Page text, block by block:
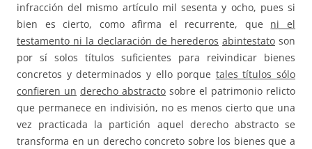
infracción del mismo artículo mil sesenta y ocho, pues si
bien es cierto, como afirma el recurrente, que ni el
testamento ni la declaración de herederos abintestato son
por sí solos títulos suficientes para reivindicar bienes
concretos y determinados y ello porque tales títulos sólo
confieren un derecho abstracto sobre el patrimonio relicto
que permanece en indivisión, no es menos cierto que una
vez practicada la partición aquel derecho abstracto se
transforma en un derecho concreto sobre los bienes que a